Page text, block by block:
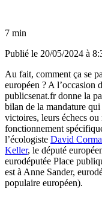
7 min
Publié le 20/05/2024 à
Au fait, comment ça se
européen ? A l’occasion
publicsenat.fr donne la
bilan de la mandature
victoires, leurs échecs
fonctionnement
l’écologiste David
Keller, le député
eurodéputée Place
est à Anne Sander,
populaire européen).